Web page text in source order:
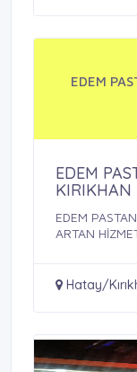
EDEM
EDEM
KIRIKHAN
EDEM
ARTAN
Hatay/